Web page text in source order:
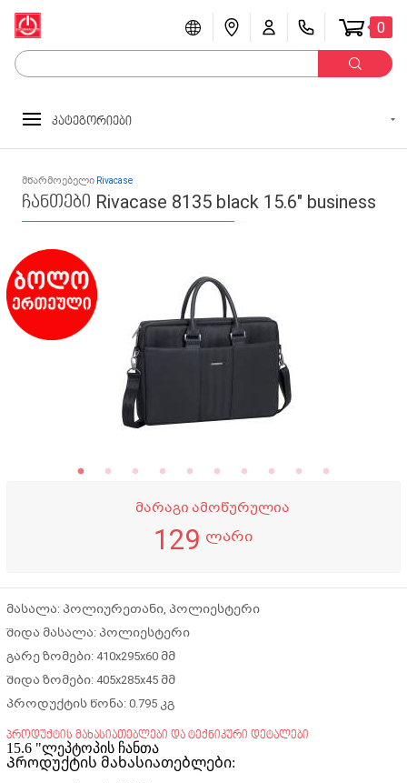
0
კატეგორიები
მწარმოებელი Rivacase
ჩანთები Rivacase 8135 black 15.6" business
მარაგი ამოწურულია
129 ლარი
მასალა: პოლიურეთანი, პოლიესტერი
შიდა მასალა: პოლიესტერი
გარე ზომები: 410x295x60 მმ
შიდა ზომები: 405x285x45 მმ
პროდუქტის წონა: 0.795 კგ
პროდუქტის მახასიათებლები და ტექნიკური დეტალები
15.6 "ლეპტოპის ჩანთა
Პროდუქტის მახასიათებლები: